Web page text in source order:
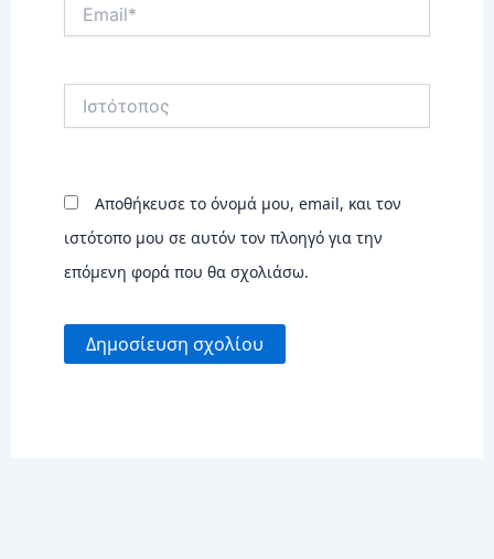
Ιστότοπος
Αποθήκευσε το όνομά μου, email, και τον
ιστότοπο μου σε αυτόν τον πλοηγό για την
επόμενη φορά που θα σχολιάσω.